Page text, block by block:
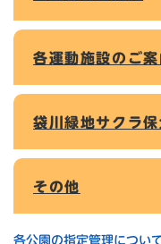
各運動施設のご案
袋川緑地サクラ
その他
各公園の指定管理につい